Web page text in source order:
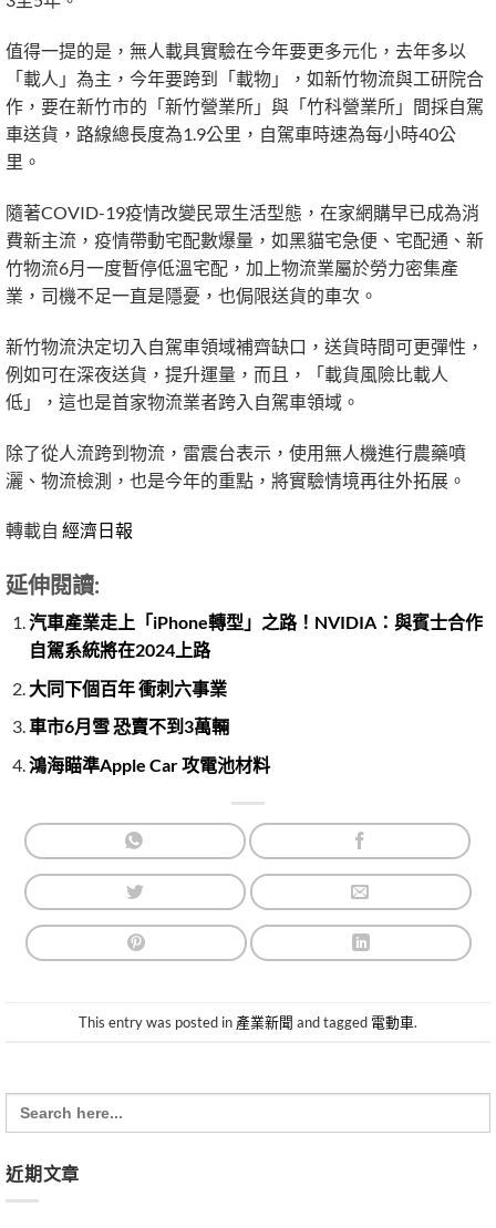
值得一提的是，無人載具實驗在今年要更多元化，去年多以
「載人」為主，今年要跨到「載物」，如新竹物流與工研院合
作，要在新竹市的「新竹營業所」與「竹科營業所」間採自駕
車送貨，路線總長度為1.9公里，自駕車時速為每小時40公
里。
隨著COVID-19疫情改變民眾生活型態，在家網購早已成為消
費新主流，疫情帶動宅配數爆量，如黑貓宅急便、宅配通、新
竹物流6月一度暫停低溫宅配，加上物流業屬於勞力密集產
業，司機不足一直是隱憂，也侷限送貨的車次。
新竹物流決定切入自駕車領域補齊缺口，送貨時間可更彈性，
例如可在深夜送貨，提升運量，而且，「載貨風險比載人
低」，這也是首家物流業者跨入自駕車領域。
除了從人流跨到物流，雷震台表示，使用無人機進行農藥噴
灑、物流檢測，也是今年的重點，將實驗情境再往外拓展。
轉載自 經濟日報
延伸閱讀:
汽車產業走上「iPhone轉型」之路！NVIDIA：與賓士合作
自駕系統將在2024上路
大同下個百年 衝刺六事業
車市6月雪 恐賣不到3萬輛
鴻海瞄準Apple Car 攻電池材料
This entry was posted in 產業新聞 and tagged 電動車.
Search
for:
近期文章